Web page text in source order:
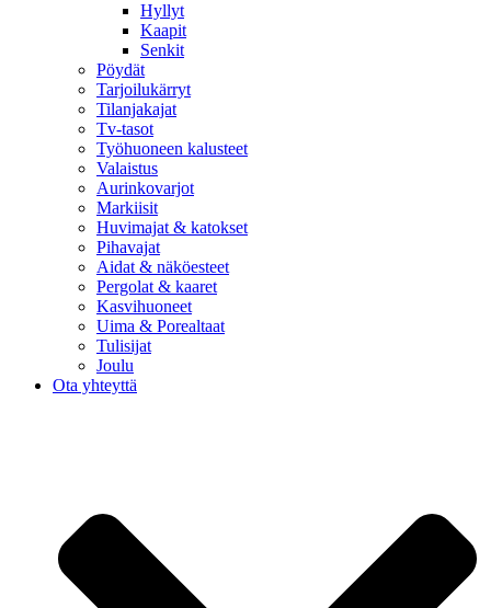
Hyllyt
Kaapit
Senkit
Pöydät
Tarjoilukärryt
Tilanjakajat
Tv-tasot
Työhuoneen kalusteet
Valaistus
Aurinkovarjot
Markiisit
Huvimajat & katokset
Pihavajat
Aidat & näköesteet
Pergolat & kaaret
Kasvihuoneet
Uima & Porealtaat
Tulisijat
Joulu
Ota yhteyttä